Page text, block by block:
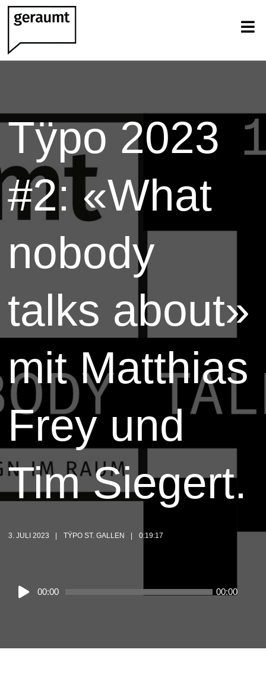
Tÿpo 2023
#2: «What
nobody
talks about»
mit Matthias
Frey und
Tim Siegert.
3. JULI 2023 TŸPO ST. GALLEN 0:19:17
Audio
Player
00:00 00:00